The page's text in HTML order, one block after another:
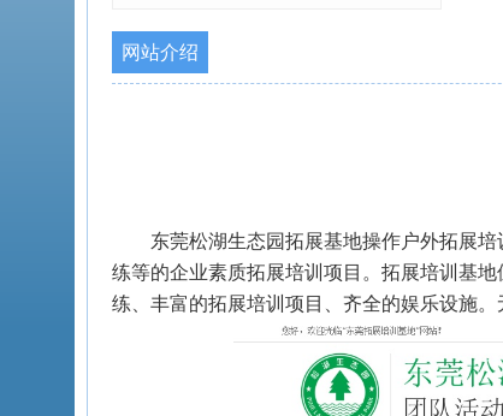
网站介绍
东莞松湖生态园拓展基地操作户外拓展
练等的企业素质拓展培训项目。拓展培训基
练、丰富的拓展培训项目、齐全的娱乐设施